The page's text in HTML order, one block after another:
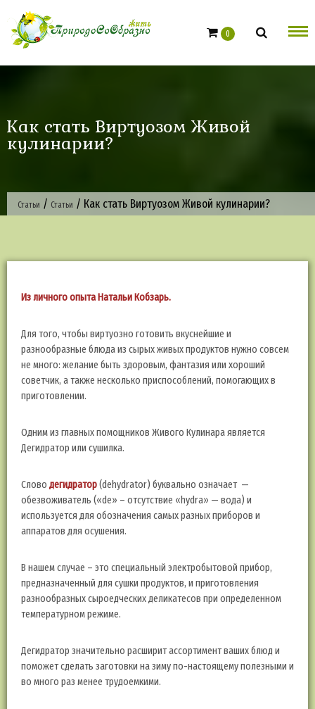
content
0
Как стать Виртуозом Живой
кулинарии?
Статьи / Статьи / Как стать Виртуозом Живой кулинарии?
Из личного опыта Натальи Кобзарь.
Для того, чтобы виртуозно готовить вкуснейшие и
разнообразные блюда из сырых живых продуктов нужно совсем
не много: желание быть здоровым, фантазия или хороший
советчик, а также несколько приспособлений, помогающих в
приготовлении.
Одним из главных помощников Живого Кулинара является
Дегидратор или сушилка.
Слово дегидратор(dehydrator) буквально означает —
обезвоживатель («de» – отсутствие «hydra» — вода) и
используется для обозначения самых разных приборов и
аппаратов для осушения.
В нашем случае – это специальный электробытовой прибор,
предназначенный для сушки продуктов, и приготовления
разнообразных сыроедческих деликатесов при определенном
температурном режиме.
Дегидратор значительно расширит ассортимент ваших блюд и
поможет сделать заготовки на зиму по-настоящему полезными и
во много раз менее трудоемкими.